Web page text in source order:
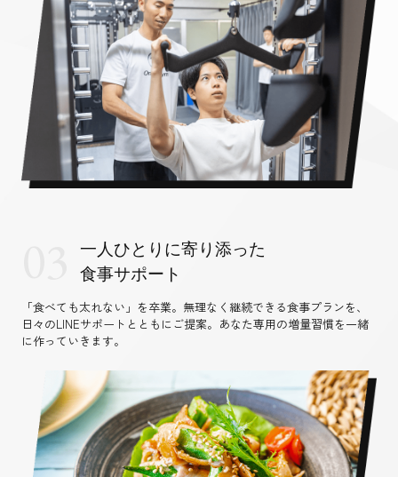
一人ひとりに寄り添った
食事サポート
「食べても太れない」を卒業。無理なく継続できる食事プランを、
日々のLINEサポートとともにご提案。あなた専用の増量習慣を一緒
に作っていきます。